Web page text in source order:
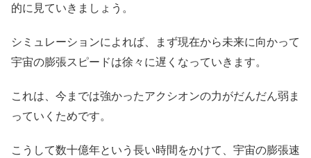
的に見ていきましょう。
シミュレーションによれば、まず現在から未来に向かって
宇宙の膨張スピードは徐々に遅くなっていきます。
これは、今までは強かったアクシオンの力がだんだん弱ま
っていくためです。
こうして数十億年という長い時間をかけて、宇宙の膨張速